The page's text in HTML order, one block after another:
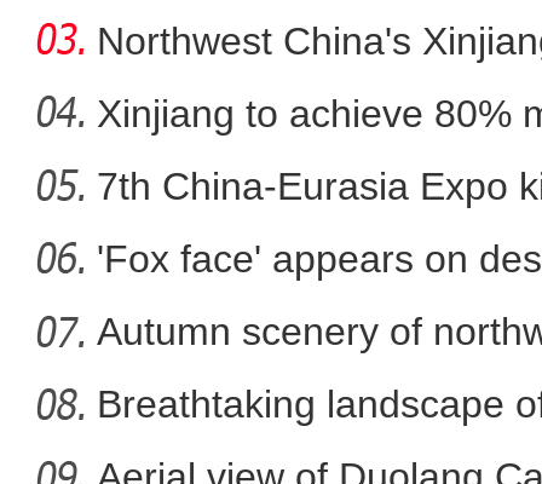
新疆：自10月5日起每日报
Northwest China's
Xinjiang to achieve 80%
in
7th China-Eurasia Expo
'Fox face' appears on
Autumn scenery of
Breathtaking landscape